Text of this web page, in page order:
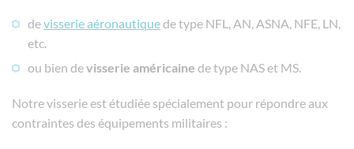
devisserie aéronautiquede type NFL, AN, ASNA, NFE, LN,
etc.
ou bien devisserie américaine de type NAS et MS.
Notre visserie est étudiée spécialement pour répondre aux
contraintes des équipements militaires :